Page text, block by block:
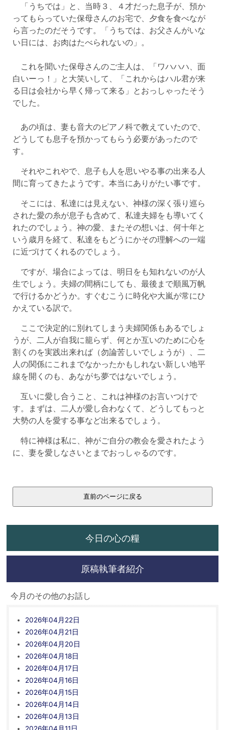
「うちでは」と、当時３、４才だった息子が、預か
ってもらっていた保母さんのお宅で、夕食を食べなが
ら言ったのだそうです。「うちでは、お父さんがいな
い日には、お肉はたべられないの」。
これを聞いた保母さんのご主人は、「ワハハハ、面
白いーっ！」と大笑いして、「これからはハル君が来
る日は会社から早く帰って来る」とおっしゃったそう
でした。
あの頃は、妻も音大のピアノ科で教えていたので、
どうしても息子を預かってもらう必要があったので
す。
それやこれやで、息子も人を思いやる事の出来る人
間に育ってきたようです。本当にありがたい事です。
そこには、私達には見えない、神様の深く張り巡ら
された愛の糸が息子も含めて、私達夫婦をも導いてく
れたのでしょう。神の愛、またその想いは、何十年と
いう歳月を経て、私達をもどうにかその理解への一端
に近づけてくれるのでしょう。
ですが、場合によっては、明日をも知れないのが人
生でしょう。夫婦の間柄にしても、最後まで順風万帆
で行けるかどうか。すぐむこうに時化や大嵐が常にひ
かえている訳で。
ここで決定的に別れてしまう夫婦関係もあるでしょ
うが、二人が自我に籠らず、何とか互いのために心を
割くのを実践出来れば（勿論苦しいでしょうが）、二
人の関係にこれまでなかったかもしれない新しい地平
線を開くのも、あながち夢ではないでしょう。
互いに愛し合うこと、これは神様のお言いつけで
す。まずは、二人が愛し合わなくて、どうしてもっと
大勢の人を愛する事など出来るでしょう。
特に神様は私に、神がご自分の教会を愛されたよう
に、妻を愛しなさいとまでおっしゃるのです。
今日の心の糧
原稿執筆者紹介
今月のその他のお話し
2026年04月22日
2026年04月21日
2026年04月20日
2026年04月18日
2026年04月17日
2026年04月16日
2026年04月15日
2026年04月14日
2026年04月13日